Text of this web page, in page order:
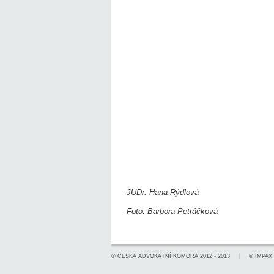
JUDr. Hana Rýdlová
Foto: Barbora Petráčková
© ČESKÁ ADVOKÁTNÍ KOMORA 2012 - 2013 © IMPAX